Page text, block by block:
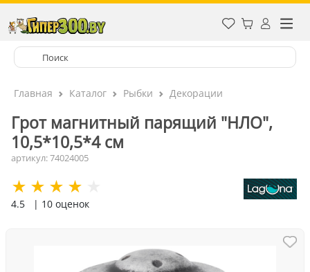
Главная Каталог Рыбки Декорации
Грот магнитный парящий "НЛО",
10,5*10,5*4 см
артикул: 74024005
4.5 | 10 оценок